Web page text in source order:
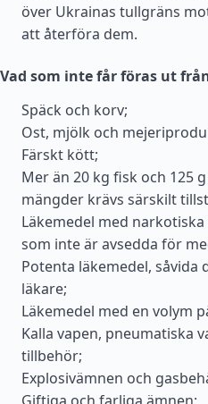
över Ukrainas tullgräns
att återföra dem.
Vad som inte får föras ut
Späck och korv;
Ost, mjölk och
Färskt kött;
Mer än 20 kg fisk och 125
mängder krävs särskilt
Läkemedel med
som inte är avsedda för
Potenta läkemedel, såvida
läkare;
Läkemedel med en volym
Kalla vapen, pneumatiska
tillbehör;
Explosivämnen och